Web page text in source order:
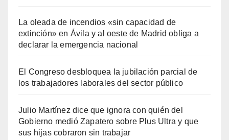
La oleada de incendios «sin capacidad de
extinción» en Ávila y al oeste de Madrid obliga a
declarar la emergencia nacional
El Congreso desbloquea la jubilación parcial de
los trabajadores laborales del sector público
Julio Martínez dice que ignora con quién del
Gobierno medió Zapatero sobre Plus Ultra y que
sus hijas cobraron sin trabajar